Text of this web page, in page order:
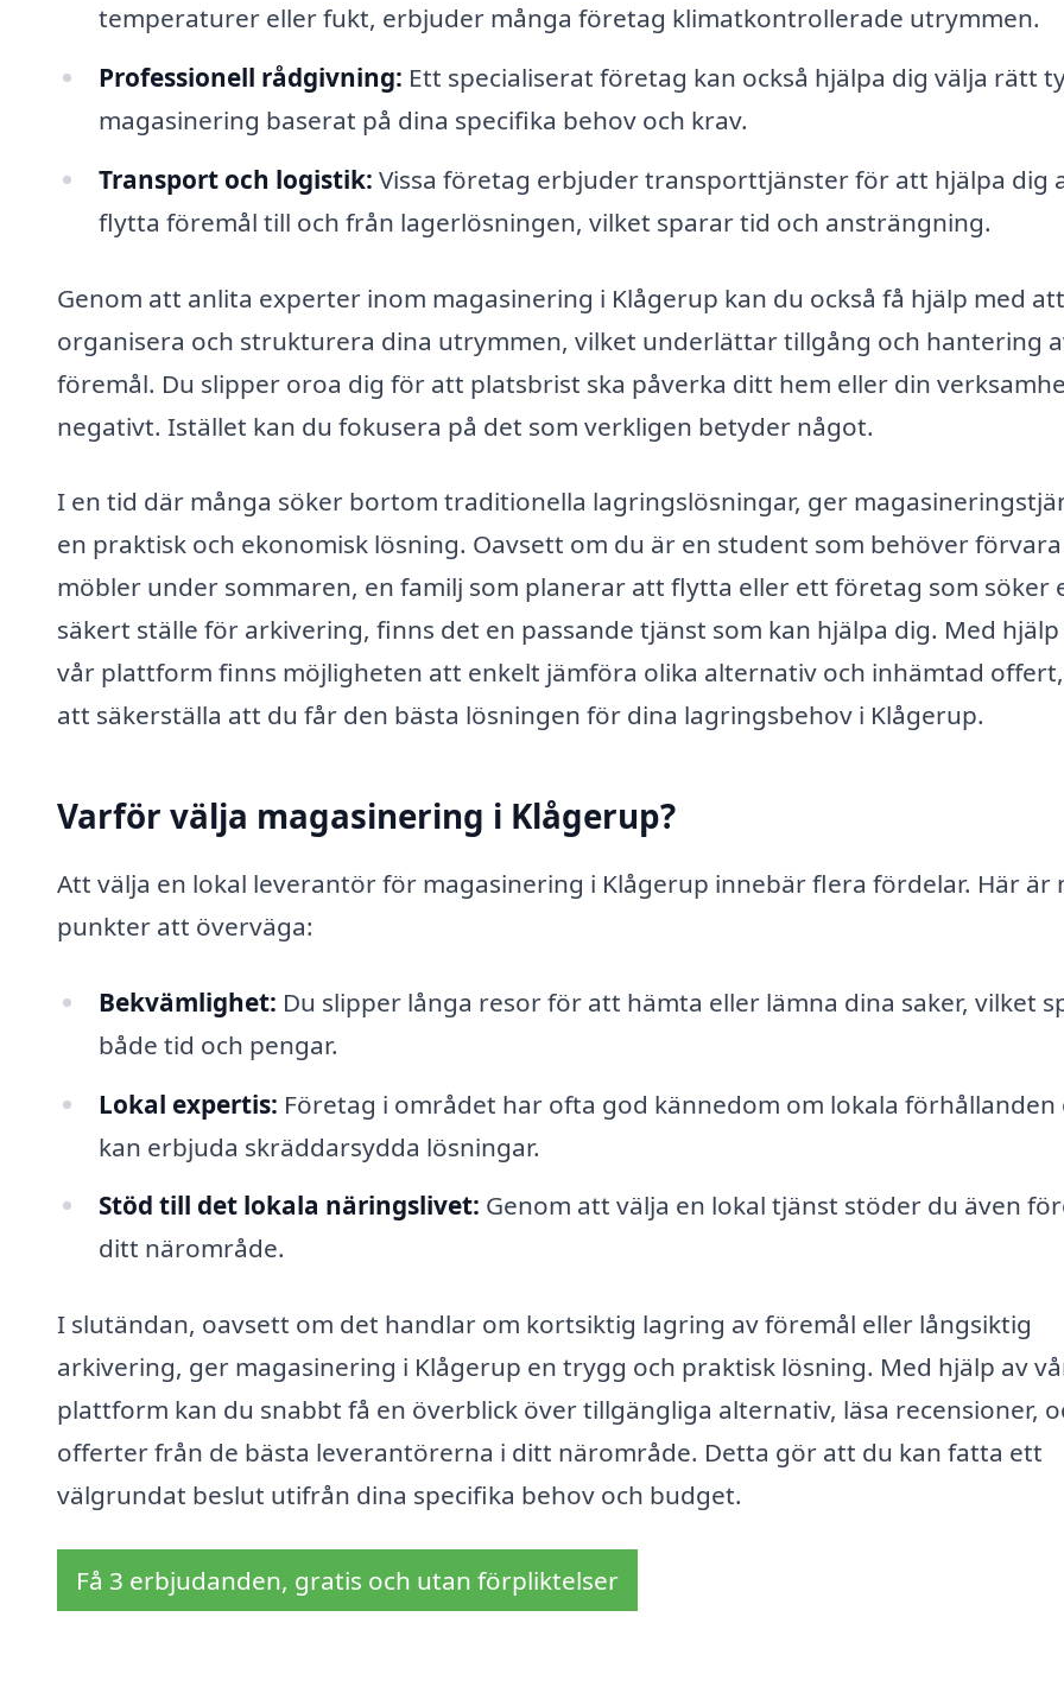
temperaturer eller fukt, erbjuder många företag klimatkontrollerade utrymmen.
Professionell rådgivning: Ett specialiserat företag kan också hjälpa dig välja rätt
magasinering baserat på dina specifika behov och krav.
Transport och logistik: Vissa företag erbjuder transporttjänster för att hjälpa dig
flytta föremål till och från lagerlösningen, vilket sparar tid och ansträngning.
Genom att anlita experter inom magasinering i Klågerup kan du också få hjälp med att
organisera och strukturera dina utrymmen, vilket underlättar tillgång och hantering
föremål. Du slipper oroa dig för att platsbrist ska påverka ditt hem eller din
negativt. Istället kan du fokusera på det som verkligen betyder något.
I en tid där många söker bortom traditionella lagringslösningar, ger
en praktisk och ekonomisk lösning. Oavsett om du är en student som behöver förvara
möbler under sommaren, en familj som planerar att flytta eller ett företag som söker
säkert ställe för arkivering, finns det en passande tjänst som kan hjälpa dig. Med hjälp
vår plattform finns möjligheten att enkelt jämföra olika alternativ och inhämtad
att säkerställa att du får den bästa lösningen för dina lagringsbehov i Klågerup.
Varför välja magasinering i Klågerup?
Att välja en lokal leverantör för magasinering i Klågerup innebär flera fördelar. Här är
punkter att överväga:
Bekvämlighet: Du slipper långa resor för att hämta eller lämna dina saker, vilket
både tid och pengar.
Lokal expertis: Företag i området har ofta god kännedom om lokala förhållanden
kan erbjuda skräddarsydda lösningar.
Stöd till det lokala näringslivet: Genom att välja en lokal tjänst stöder du även
ditt närområde.
I slutändan, oavsett om det handlar om kortsiktig lagring av föremål eller långsiktig
arkivering, ger magasinering i Klågerup en trygg och praktisk lösning. Med hjälp av
plattform kan du snabbt få en överblick över tillgängliga alternativ, läsa recensioner,
offerter från de bästa leverantörerna i ditt närområde. Detta gör att du kan fatta ett
välgrundat beslut utifrån dina specifika behov och budget.
Få 3 erbjudanden, gratis och utan förpliktelser